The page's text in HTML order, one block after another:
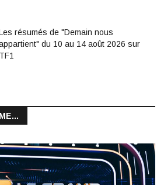
résumés de "Demain nous
du 10 au 14 août 2026 sur
TF1